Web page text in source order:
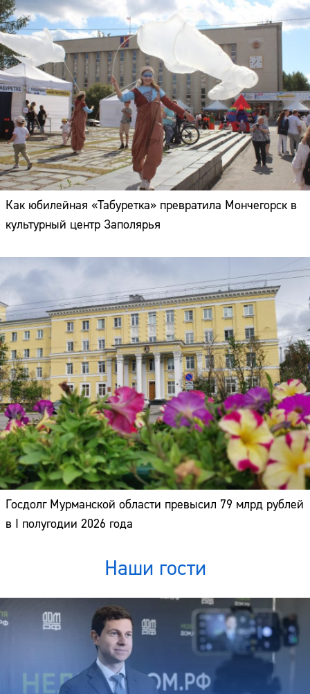
Как юбилейная «Табуретка» превратила Мончегорск в
культурный центр Заполярья
Госдолг Мурманской области превысил 79 млрд рублей
в I полугодии 2026 года
Наши гости